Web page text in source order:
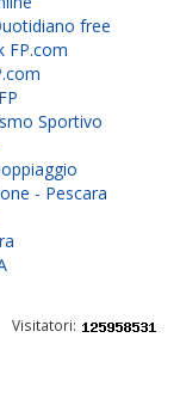
free
FP.com
Sportivo
- Pescara
Visitatori: